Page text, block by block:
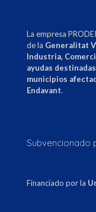
La empresa
de la Generalitat
Industria,
ayudas
municipios
Endavant.
Subvencionado
Financiado por la